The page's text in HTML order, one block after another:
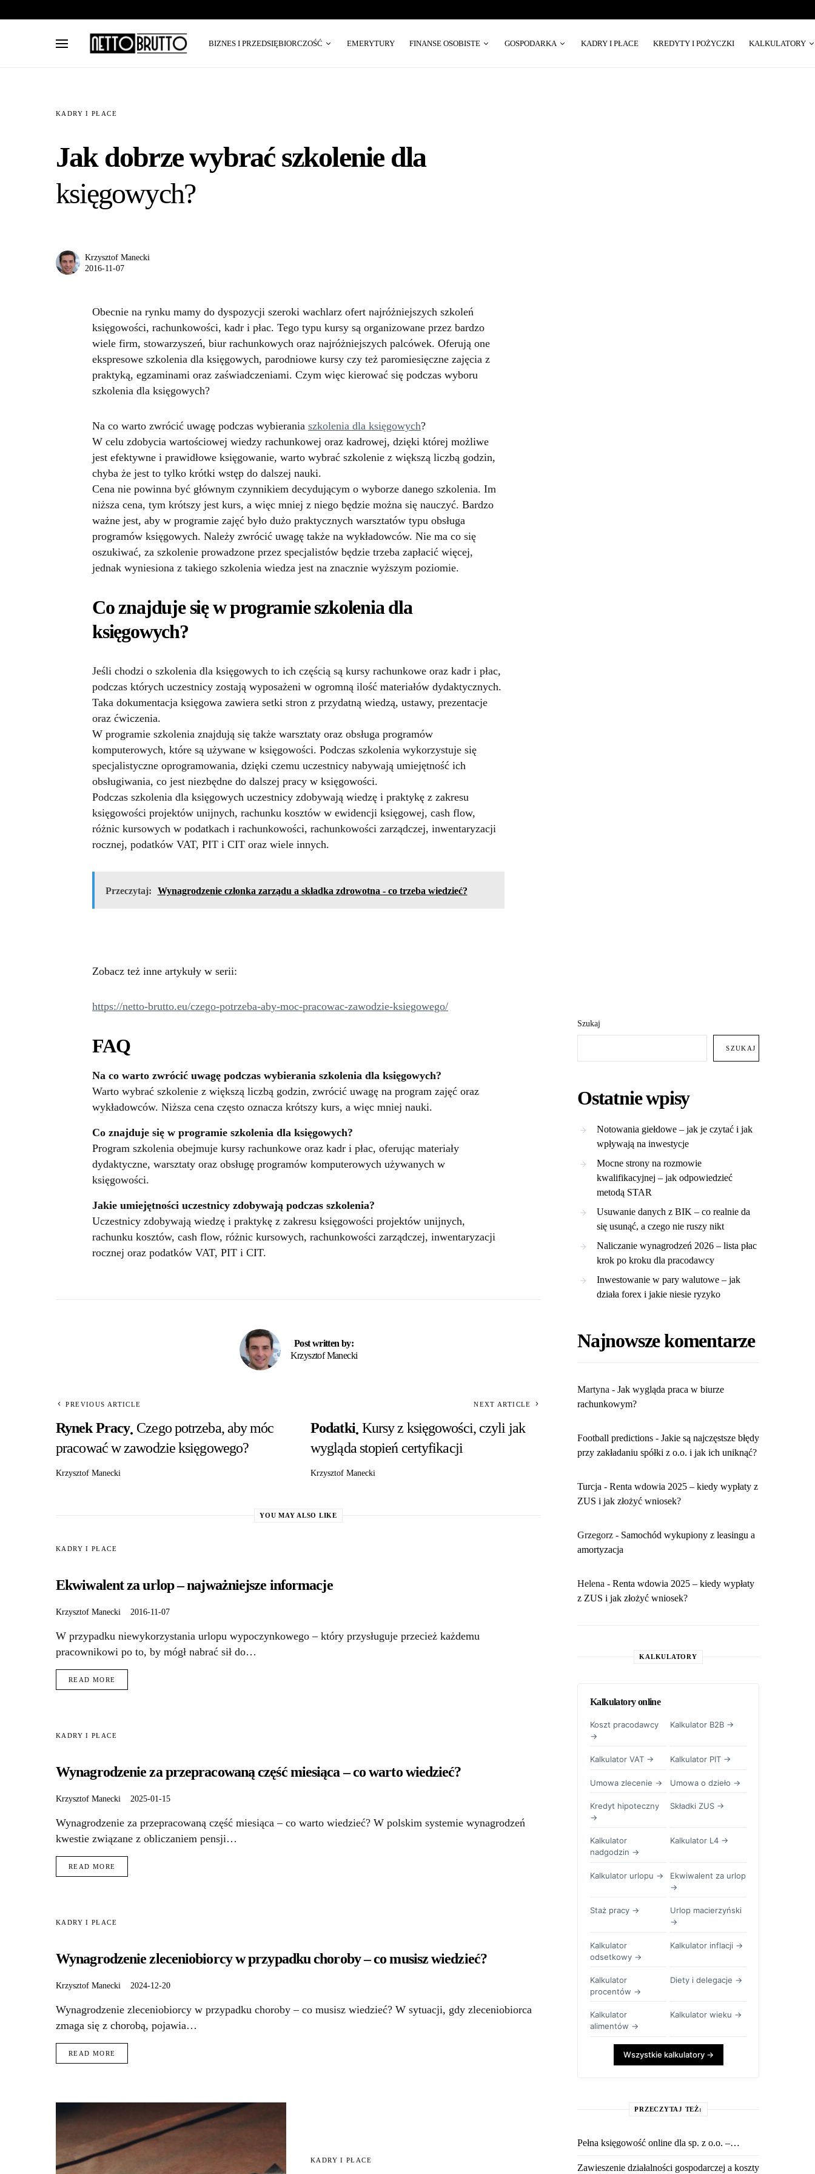
BIZNES I PRZEDSIĘBIORCZOŚĆ EMERYTURY FINANSE OSOBISTE GOSPODARKA KADRY I PŁACE KREDYTY I POŻYCZKI KALKULATORY
KADRY I PŁACE
Jak dobrze wybrać szkolenie dla
księgowych?
Krzysztof Manecki
2016-11-07
Obecnie na rynku mamy do dyspozycji szeroki wachlarz ofert najróżniejszych szkoleń
księgowości, rachunkowości, kadr i płac. Tego typu kursy są organizowane przez bardzo
wiele firm, stowarzyszeń, biur rachunkowych oraz najróżniejszych palcówek. Oferują one
ekspresowe szkolenia dla księgowych, parodniowe kursy czy też paromiesięczne zajęcia z
praktyką, egzaminami oraz zaświadczeniami. Czym więc kierować się podczas wyboru
szkolenia dla księgowych?
Na co warto zwrócić uwagę podczas wybierania szkolenia dla księgowych?
W celu zdobycia wartościowej wiedzy rachunkowej oraz kadrowej, dzięki której możliwe
jest efektywne i prawidłowe księgowanie, warto wybrać szkolenie z większą liczbą godzin,
chyba że jest to tylko krótki wstęp do dalszej nauki.
Cena nie powinna być głównym czynnikiem decydującym o wyborze danego szkolenia. Im
niższa cena, tym krótszy jest kurs, a więc mniej z niego będzie można się nauczyć. Bardzo
ważne jest, aby w programie zajęć było dużo praktycznych warsztatów typu obsługa
programów księgowych. Należy zwrócić uwagę także na wykładowców. Nie ma co się
oszukiwać, za szkolenie prowadzone przez specjalistów będzie trzeba zapłacić więcej,
jednak wyniesiona z takiego szkolenia wiedza jest na znacznie wyższym poziomie.
Co znajduje się w programie szkolenia dla
księgowych?
Jeśli chodzi o szkolenia dla księgowych to ich częścią są kursy rachunkowe oraz kadr i płac,
podczas których uczestnicy zostają wyposażeni w ogromną ilość materiałów dydaktycznych.
Taka dokumentacja księgowa zawiera setki stron z przydatną wiedzą, ustawy, prezentacje
oraz ćwiczenia.
W programie szkolenia znajdują się także warsztaty oraz obsługa programów
komputerowych, które są używane w księgowości. Podczas szkolenia wykorzystuje się
specjalistyczne oprogramowania, dzięki czemu uczestnicy nabywają umiejętność ich
obsługiwania, co jest niezbędne do dalszej pracy w księgowości.
Podczas szkolenia dla księgowych uczestnicy zdobywają wiedzę i praktykę z zakresu
księgowości projektów unijnych, rachunku kosztów w ewidencji księgowej, cash flow,
różnic kursowych w podatkach i rachunkowości, rachunkowości zarządczej, inwentaryzacji
rocznej, podatków VAT, PIT i CIT oraz wiele innych.
Przeczytaj: Wynagrodzenie członka zarządu a składka zdrowotna - co trzeba wiedzieć?
Zobacz też inne artykuły w serii:
https://netto-brutto.eu/czego-potrzeba-aby-moc-pracowac-zawodzie-ksiegowego/
FAQ
Na co warto zwrócić uwagę podczas wybierania szkolenia dla księgowych?
Warto wybrać szkolenie z większą liczbą godzin, zwrócić uwagę na program zajęć oraz
wykładowców. Niższa cena często oznacza krótszy kurs, a więc mniej nauki.
Co znajduje się w programie szkolenia dla księgowych?
Program szkolenia obejmuje kursy rachunkowe oraz kadr i płac, oferując materiały
dydaktyczne, warsztaty oraz obsługę programów komputerowych używanych w
księgowości.
Jakie umiejętności uczestnicy zdobywają podczas szkolenia?
Uczestnicy zdobywają wiedzę i praktykę z zakresu księgowości projektów unijnych,
rachunku kosztów, cash flow, różnic kursowych, rachunkowości zarządczej, inwentaryzacji
rocznej oraz podatków VAT, PIT i CIT.
Post written by:
Krzysztof Manecki
PREVIOUS ARTICLE
Rynek Pracy Czego potrzeba, aby móc
pracować w zawodzie księgowego?
Krzysztof Manecki
NEXT ARTICLE
Podatki Kursy z księgowości, czyli jak
wygląda stopień certyfikacji
Krzysztof Manecki
YOU MAY ALSO LIKE
KADRY I PŁACE
Ekwiwalent za urlop – najważniejsze informacje
Krzysztof Manecki 2016-11-07
W przypadku niewykorzystania urlopu wypoczynkowego – który przysługuje przecież każdemu
pracownikowi po to, by mógł nabrać sił do…
READ MORE
KADRY I PŁACE
Wynagrodzenie za przepracowaną część miesiąca – co warto wiedzieć?
Krzysztof Manecki 2025-01-15
Wynagrodzenie za przepracowaną część miesiąca – co warto wiedzieć? W polskim systemie wynagrodzeń
kwestie związane z obliczaniem pensji…
READ MORE
KADRY I PŁACE
Wynagrodzenie zleceniobiorcy w przypadku choroby – co musisz wiedzieć?
Krzysztof Manecki 2024-12-20
Wynagrodzenie zleceniobiorcy w przypadku choroby – co musisz wiedzieć? W sytuacji, gdy zleceniobiorca
zmaga się z chorobą, pojawia…
READ MORE
KADRY I PŁACE
Szukaj
SZUKAJ
Ostatnie wpisy
Notowania giełdowe – jak je czytać i jak
wpływają na inwestycje
Mocne strony na rozmowie
kwalifikacyjnej – jak odpowiedzieć
metodą STAR
Usuwanie danych z BIK – co realnie da
się usunąć, a czego nie ruszy nikt
Naliczanie wynagrodzeń 2026 – lista płac
krok po kroku dla pracodawcy
Inwestowanie w pary walutowe – jak
działa forex i jakie niesie ryzyko
Najnowsze komentarze
Martyna - ​Jak wygląda praca w biurze
rachunkowym?
Football predictions - Jakie są najczęstsze błędy
przy zakładaniu spółki z o.o. i jak ich uniknąć?
Turcja - Renta wdowia 2025 – kiedy wypłaty z
ZUS i jak złożyć wniosek?
Grzegorz - Samochód wykupiony z leasingu a
amortyzacja
Helena - Renta wdowia 2025 – kiedy wypłaty
z ZUS i jak złożyć wniosek?
KALKULATORY
Kalkulatory online
Koszt pracodawcy
→
Kalkulator B2B →
Kalkulator VAT → Kalkulator PIT →
Umowa zlecenie → Umowa o dzieło →
Kredyt hipoteczny
→
Składki ZUS →
Kalkulator
nadgodzin →
Kalkulator L4 →
Kalkulator urlopu →
Ekwiwalent za urlop
→
Staż pracy →
Urlop macierzyński
→
Kalkulator
odsetkowy →
Kalkulator inflacji →
Kalkulator
procentów →
Diety i delegacje →
Kalkulator
alimentów →
Kalkulator wieku →
Wszystkie kalkulatory →
PRZECZYTAJ TEŻ:
Pełna księgowość online dla sp. z o.o. –…
Zawieszenie działalności gospodarczej a koszty